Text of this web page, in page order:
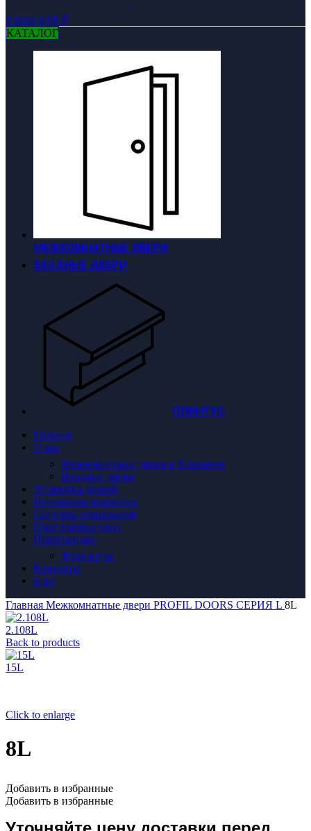
0 items 0.00 ₽
КАТАЛОГ
МЕЖКОМНАТНЫЕ ДВЕРИ
ВХОДНЫЕ ДВЕРИ
ПЛИНТУС
Главная
О нас
Межкомнатные двери в Воронеже
Входные двери
Установка дверей
Напольные покрытия
Системы открывания
Пластиковые окна
Перегородки
Фурнитура
Контакты
Блог
Главная Межкомнатные двери PROFIL DOORS СЕРИЯ L 8L
2.108L
Back to products
15L
Click to enlarge
8L
Добавить в избранные
Добавить в избранные